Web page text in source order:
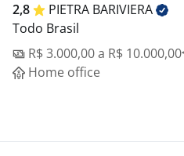
2,8 PIETRA BARIVIERA
Todo Brasil
R$ 3.000,00 a R$ 10.000,00
Home office